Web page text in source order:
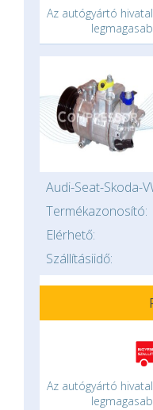
Az autógyártó
Audi-Seat-Skoda-
Termékazonosító:
Elérhető:
Szállításiidő:
Az autógyártó